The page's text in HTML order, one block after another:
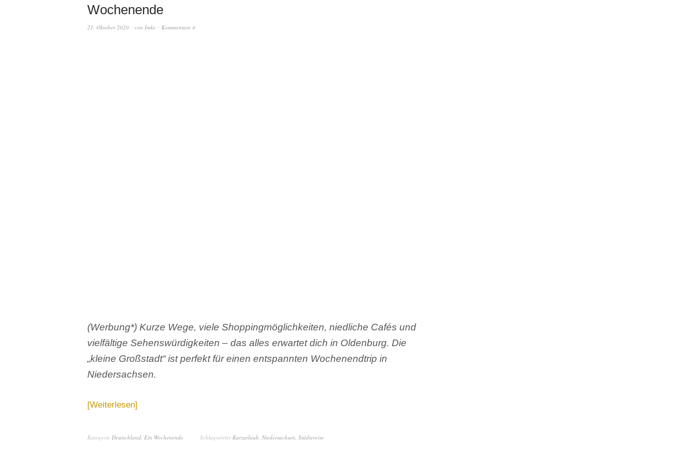
Wochenende
21. Oktober 2020 von Imke Kommentare 4
(Werbung*) Kurze Wege, viele Shoppingmöglichkeiten, niedliche Cafés und
vielfältige Sehenswürdigkeiten – das alles erwartet dich in Oldenburg. Die
„kleine Großstadt“ ist perfekt für einen entspannten Wochenendtrip in
Niedersachsen.
Weiterlesen
Kategorie Deutschland, Ein Wochenende SchlagwörterKurzurlaub, Niedersachsen, Städtereise